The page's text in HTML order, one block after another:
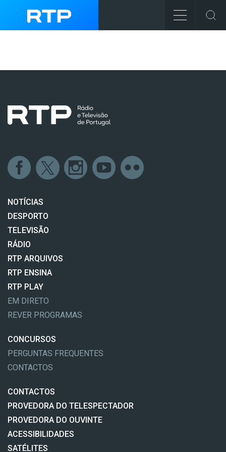
NOTÍCIAS
DESPORTO
TELEVISÃO
RÁDIO
RTP ARQUIVOS
RTP ENSINA
RTP PLAY
EM DIRETO
REVER PROGRAMAS
CONCURSOS
PERGUNTAS FREQUENTES
CONTACTOS
CONTACTOS
PROVEDORA DO TELESPECTADOR
PROVEDORA DO OUVINTE
ACESSIBILIDADES
SATÉLITES